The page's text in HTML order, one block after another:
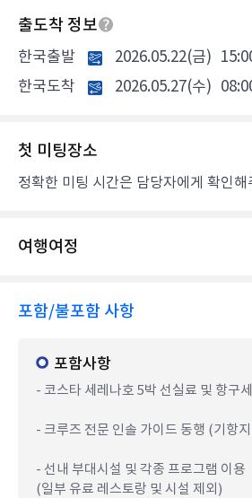
출도착 정보
한국출발 2026.05.22(금)
한국도착
2026.05.27(수)
첫 미팅장소
정확한 미팅 시간은 담당자에게 확인해
여행여정
포함/불포함 사항
포함사항
- 코스타 세레나호 5박 선실료 및 항구
- 크루즈 전문 인솔 가이드 동행 (기항
- 선내 부대시설 및 각종 프로그램 이용
(일부 유료 레스토랑 및 시설 제외)